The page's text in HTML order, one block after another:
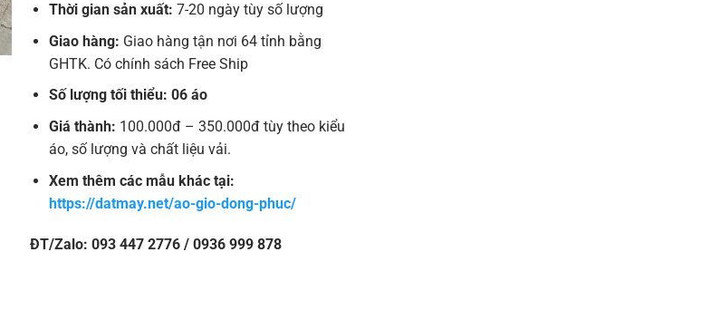
Thời gian sản xuất: 7-20 ngày tùy số lượng
Giao hàng: Giao hàng tận nơi 64 tỉnh bằng
GHTK. Có chính sách Free Ship
Số lượng tối thiểu: 06 áo
Giá thành: 100.000đ – 350.000đ tùy theo kiểu
áo, số lượng và chất liệu vải.
Xem thêm các mẫu khác tại:
https://datmay.net/ao-gio-dong-phuc/
ĐT/Zalo: 093 447 2776 / 0936 999 878